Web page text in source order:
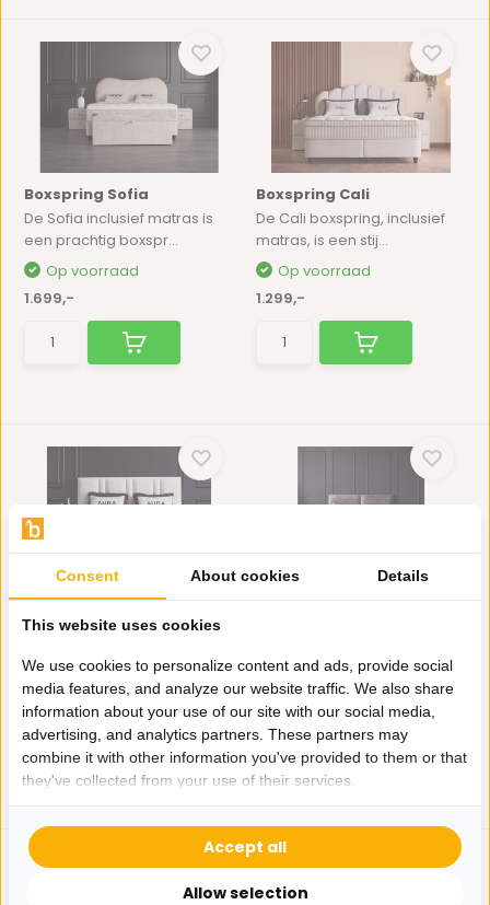
Boxspring Sofia
De Sofia inclusief matras is
een prachtig boxspr...
Op voorraad
1.699,-
Boxspring Cali
De Cali boxspring, inclusief
matras, is een stij...
Op voorraad
1.299,-
Boxspring Aura
De Aura inclusief matras is
Op voorraad
1.699,-
Boxspring Babylon
Op voorraad
1.499,-
Consent About cookies Details
This website uses cookies
We use cookies to personalize content and ads, provide social
media features, and analyze our website traffic. We also share
information about your use of our site with our social media,
advertising, and analytics partners. These partners may
combine it with other information you've provided to them or that
they've collected from your use of their services.
Allow selection
Accept all